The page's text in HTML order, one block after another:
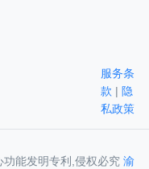
服务条
款 | 隐
私政策
能发明专利,侵权必究 渝